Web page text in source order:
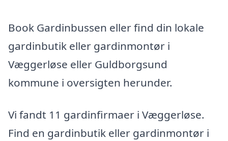
Book Gardinbussen eller find din lokale
gardinbutik eller gardinmontør i
Væggerløse eller Guldborgsund
kommune i oversigten herunder.
Vi fandt 11 gardinfirmaer i Væggerløse.
Find en gardinbutik eller gardinmontør i